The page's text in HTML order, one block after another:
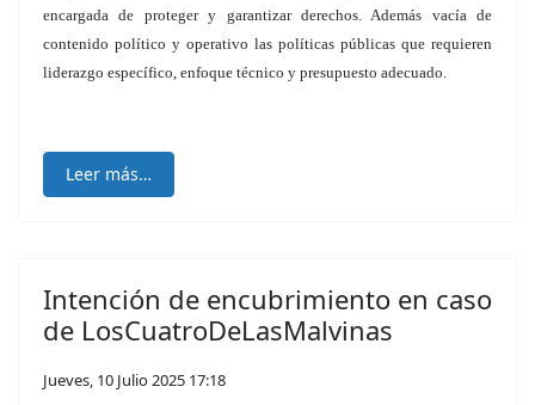
encargada de proteger y garantizar derechos. Además vacía de
contenido político y operativo las políticas públicas que requieren
liderazgo específico, enfoque técnico y presupuesto adecuado.
Leer más…
Intención de encubrimiento en caso
de LosCuatroDeLasMalvinas
Jueves, 10 Julio 2025 17:18